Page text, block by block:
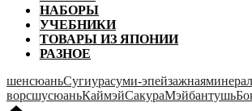
НАБОРЫ
УЧЕБНИКИ
ТОВАРЫ ИЗ ЯПОНИИ
РАЗНОЕ
шенсюаньСугиурасуми-эпейзажная
ворсшусюаньКаймэйСакураМэйбантушь